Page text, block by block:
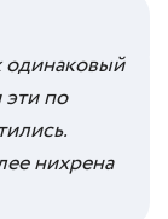
одинаковый
эти по
нихрена